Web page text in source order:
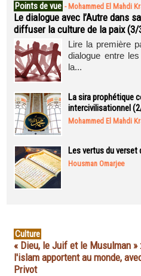
Points de vue - Mohammed El Mahdi
Le dialogue avec l’Autre dans
diffuser la culture de la paix (3/
Lire la première
dialogue entre
la...
La sira prophétique
intercivilisationnel
Mohammed El Mahdi
Les vertus du verset
Housman Omarjee
Culture
« Dieu, le Juif et le Musulman
l'islam apportent au monde,
Privot